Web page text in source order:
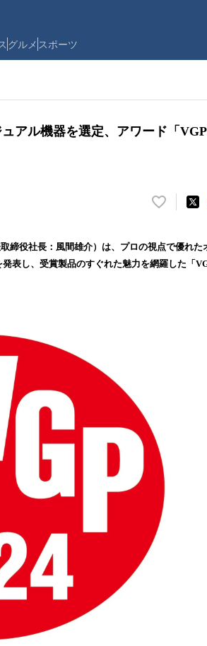
グルメ スポーツ
アル機器を選定、アワード「
い
！
数
締役社長：風間雄介）は、プロの視点で優れた
表し、受賞製品のすぐれた魅力を網羅した「